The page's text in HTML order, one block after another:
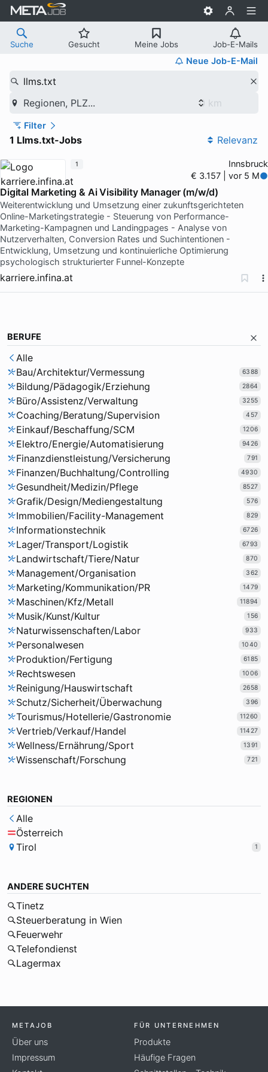
Suche Gesucht Meine Jobs Job-E-Mails
Neue Job-E-Mail
llms.txt
Regionen, PLZ...
Filter
1 Llms.txt-Jobs Relevanz
Innsbruck
€ 3.157 | vor 5 M
Digital Marketing & Ai Visibility Manager (m/w/d)
Weiterentwicklung und Umsetzung einer zukunftsgerichteten
Online-Marketingstrategie - Steuerung von Performance-
Marketing-Kampagnen und Landingpages - Analyse von
Nutzerverhalten, Conversion Rates und Suchintentionen -
Entwicklung, Umsetzung und kontinuierliche Optimierung
psychologisch strukturierter Funnel-Konzepte
karriere.infina.at
1
BERUFE
Alle
Bau/Architektur/Vermessung
6388
Bildung/Pädagogik/Erziehung 2864
Büro/Assistenz/Verwaltung 3255
Coaching/Beratung/Supervision 457
Einkauf/Beschaffung/SCM 1206
Elektro/Energie/Automatisierung 9426
Finanzdienstleistung/Versicherung 791
Finanzen/Buchhaltung/Controlling 4930
Gesundheit/Medizin/Pflege 8527
Grafik/Design/Mediengestaltung 576
Immobilien/Facility-Management 829
Informationstechnik 6726
Lager/Transport/Logistik 6793
Landwirtschaft/Tiere/Natur 870
Management/Organisation 362
Marketing/Kommunikation/PR 1479
Maschinen/Kfz/Metall 11894
Musik/Kunst/Kultur 156
Naturwissenschaften/Labor 933
Personalwesen 1040
Produktion/Fertigung 6185
Rechtswesen 1006
Reinigung/Hauswirtschaft 2658
Schutz/Sicherheit/Überwachung 396
Tourismus/Hotellerie/Gastronomie 11260
Vertrieb/Verkauf/Handel 11427
Wellness/Ernährung/Sport 1391
Wissenschaft/Forschung 721
REGIONEN
Alle
Österreich
Tirol
1
ANDERE SUCHTEN
Tinetz
Steuerberatung in Wien
Feuerwehr
Telefondienst
Lagermax
METAJOB
Über uns
Impressum
FÜR UNTERNEHMEN
Produkte
Häufige Fragen